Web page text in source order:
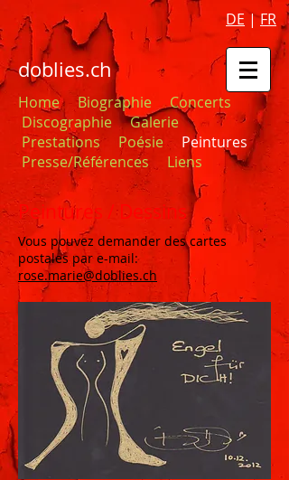
DE |FR
doblies.ch
Home Biographie
Concerts
Discographie
Galerie
Prestations
Poésie
Peintures
Presse/Références
Liens
Peintures / Dessins
Vous pouvez demander des cartes
postales par e-mail:
rose.marie@doblies.ch